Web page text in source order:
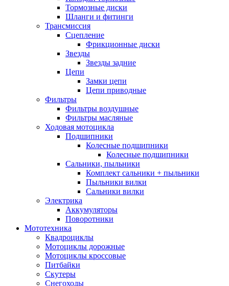
Тормозные диски
Шланги и фитинги
Трансмиссия
Cцепление
Фрикционные диски
Звезды
Звезды задние
Цепи
Замки цепи
Цепи приводные
Фильтры
Фильтры воздушные
Фильтры масляные
Ходовая мотоцикла
Подшипники
Колесные подшипники
Колесные подшипники
Сальники, пыльники
Комплект сальники + пыльники
Пыльники вилки
Сальники вилки
Электрика
Аккумуляторы
Поворотники
Мототехника
Квадроциклы
Мотоциклы дорожные
Мотоциклы кроссовые
Питбайки
Скутеры
Снегоходы